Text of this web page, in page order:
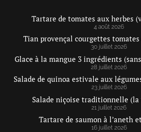
Tartare de tomates aux herbes
4 août 2026
Tian provençal courgettes
30 juillet 2026
Glace à la mangue 3 ingrédients
28 juillet 2026
Salade de quinoa estivale aux
23 juillet 2026
Salade niçoise traditionnelle
21 juillet 2026
Tartare de saumon à l’aneth
16 juillet 2026